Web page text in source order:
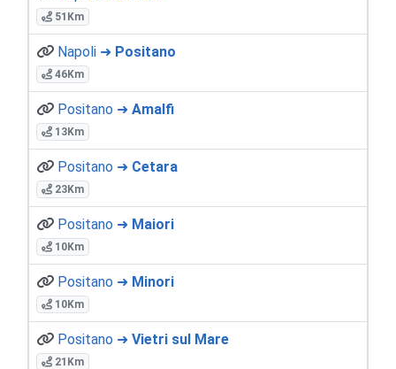
51Km
Napoli ➜ Positano
46Km
Positano ➜ Amalfi
13Km
Positano ➜ Cetara
23Km
Positano ➜ Maiori
10Km
Positano ➜ Minori
10Km
Positano ➜ Vietri sul Mare
21Km